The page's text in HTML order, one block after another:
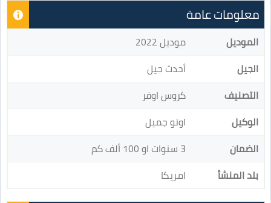
معلومات عامة
الموديل
موديل 2022
الجيل
أحدث جيل
التصنيف
كروس اوفر
الوكيل
اوتو جميل
الضمان
3 سنوات او 100 ألف كم
بلد المنشأ
امريكا